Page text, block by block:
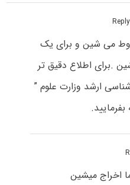
معدل زیر ۱۴ مشروط می شین و برای یک
.برای اطلاع دقیق تر
ارشد وزارت علوم ”
اخراج میشین